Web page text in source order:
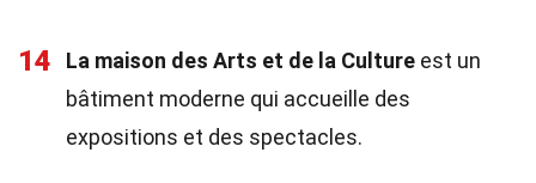
14 La maison des Arts et de la Culture est un
bâtiment moderne qui accueille des
expositions et des spectacles.